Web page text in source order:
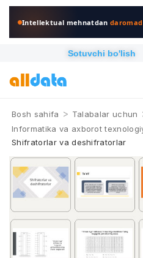
Intellektual mehnatdan
Sotuvchi bo'lish
Bosh sahifa > Talabalar uchun
Informatika va axborot
Shifratorlar va deshifratorlar